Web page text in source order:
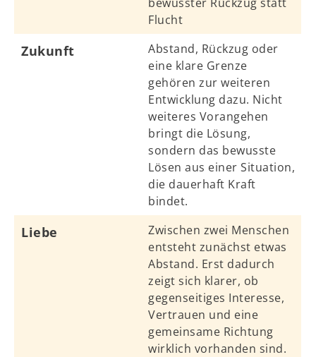
Flucht
Zukunft
Abstand, Rückzug oder
eine klare Grenze
gehören zur weiteren
Entwicklung dazu. Nicht
weiteres Vorangehen
bringt die Lösung,
sondern das bewusste
Lösen aus einer Situation,
die dauerhaft Kraft
bindet.
Liebe
Zwischen zwei Menschen
entsteht zunächst etwas
Abstand. Erst dadurch
zeigt sich klarer, ob
gegenseitiges Interesse,
Vertrauen und eine
gemeinsame Richtung
wirklich vorhanden sind.